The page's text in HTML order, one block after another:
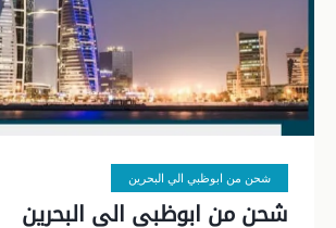
شحن من ابوظبي الي البحرين
شحن من ابوظبي الي البحرين